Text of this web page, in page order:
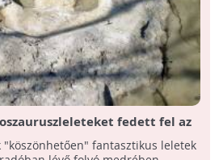
fedett fel az
"köszönhetően" fantasztikus leletek